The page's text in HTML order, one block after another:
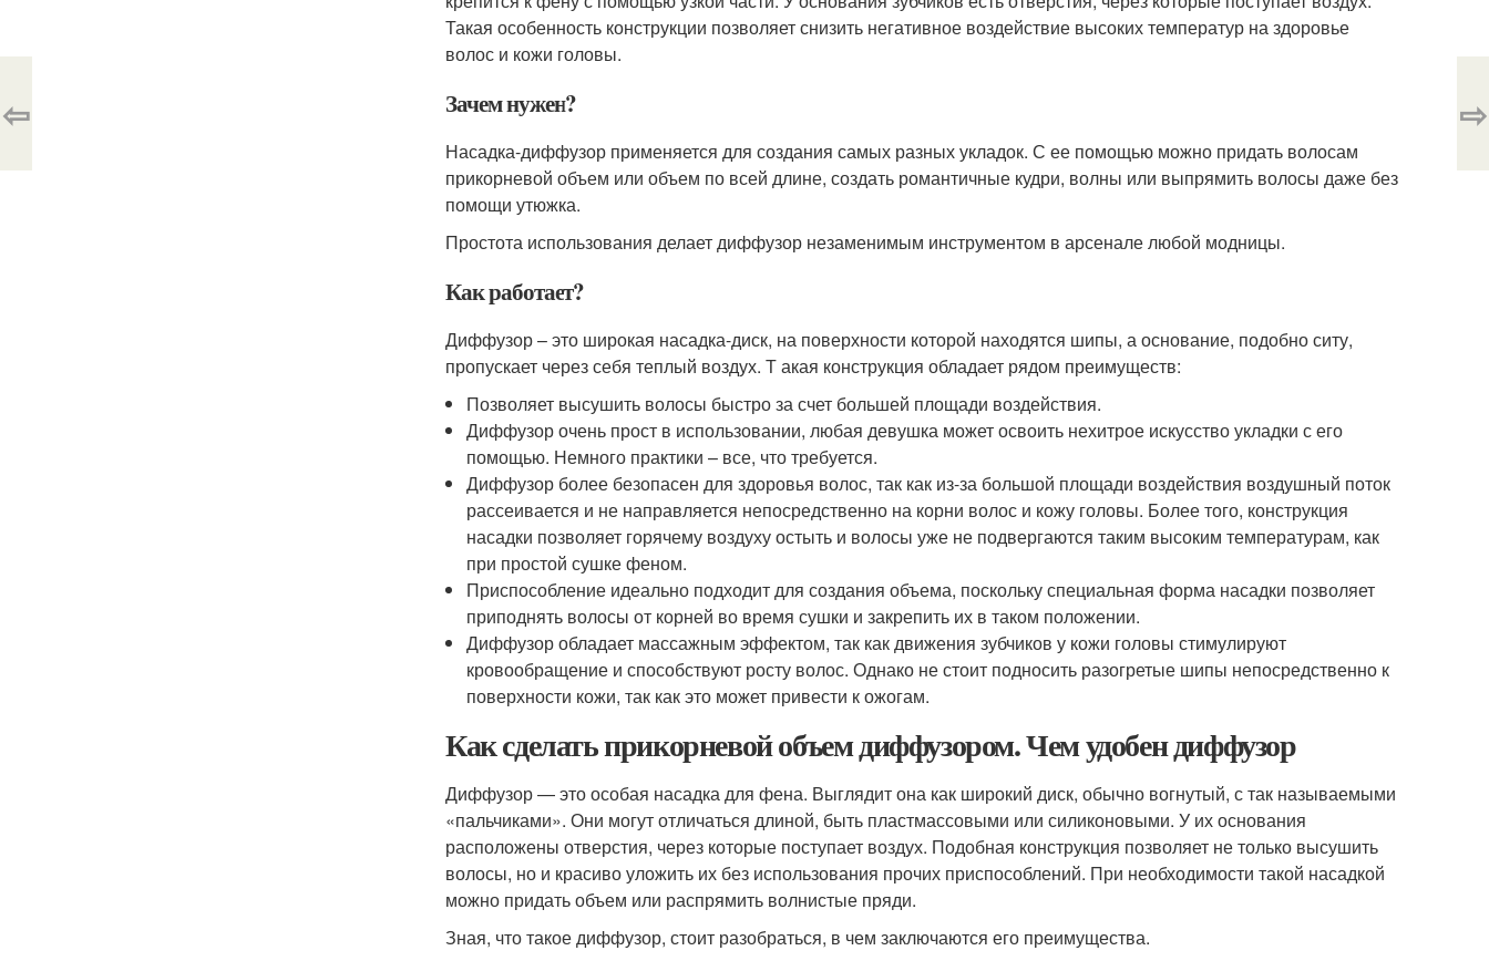
Такая особенность конструкции позволяет снизить негативное воздействие высоких температур на здоровье
волос и кожи головы.
Зачем нужен?
Насадка-диффузор применяется для создания самых разных укладок. С ее помощью можно придать волосам
прикорневой объем или объем по всей длине, создать романтичные кудри, волны или выпрямить волосы даже без
помощи утюжка.
Простота использования делает диффузор незаменимым инструментом в арсенале любой модницы.
Как работает?
Диффузор – это широкая насадка-диск, на поверхности которой находятся шипы, а основание, подобно ситу,
пропускает через себя теплый воздух. Т акая конструкция обладает рядом преимуществ:
Позволяет высушить волосы быстро за счет большей площади воздействия.
Диффузор очень прост в использовании, любая девушка может освоить нехитрое искусство укладки с его
помощью. Немного практики – все, что требуется.
Диффузор более безопасен для здоровья волос, так как из-за большой площади воздействия воздушный поток
рассеивается и не направляется непосредственно на корни волос и кожу головы. Более того, конструкция
насадки позволяет горячему воздуху остыть и волосы уже не подвергаются таким высоким температурам, как
при простой сушке феном.
Приспособление идеально подходит для создания объема, поскольку специальная форма насадки позволяет
приподнять волосы от корней во время сушки и закрепить их в таком положении.
Диффузор обладает массажным эффектом, так как движения зубчиков у кожи головы стимулируют
кровообращение и способствуют росту волос. Однако не стоит подносить разогретые шипы непосредственно к
поверхности кожи, так как это может привести к ожогам.
Как сделать прикорневой объем диффузором. Чем удобен диффузор
Диффузор — это особая насадка для фена. Выглядит она как широкий диск, обычно вогнутый, с так называемыми
«пальчиками». Они могут отличаться длиной, быть пластмассовыми или силиконовыми. У их основания
расположены отверстия, через которые поступает воздух. Подобная конструкция позволяет не только высушить
волосы, но и красиво уложить их без использования прочих приспособлений. При необходимости такой насадкой
можно придать объем или распрямить волнистые пряди.
Зная, что такое диффузор, стоит разобраться, в чем заключаются его преимущества.
⇦ ⇨